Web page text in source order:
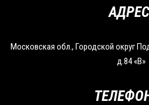
Московская обл., Городской округ
д.84 «В»